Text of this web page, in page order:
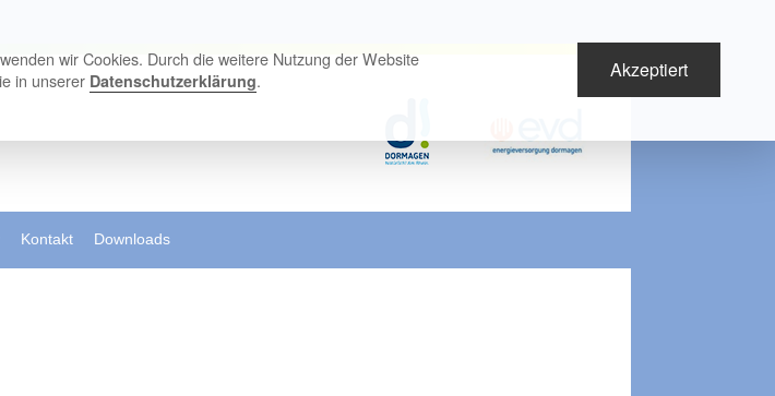
Kontakt Downloads
wir Cookies. Durch die weitere Nutzung der Website
in unserer Datenschutzerklärung. Akzeptiert